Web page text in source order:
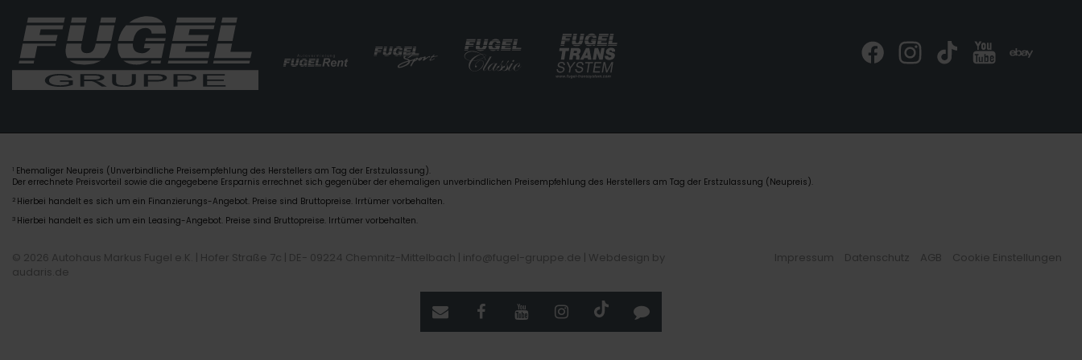
1 Ehemaliger Neupreis (Unverbindliche Preisempfehlung des Herstellers am Tag der Erstzulassung).
Der errechnete Preisvorteil sowie die angegebene Ersparnis errechnet sich gegenüber der ehemaligen unverbindlichen Preisempfehlung des Herstellers am Tag der Erstzulassung (Neupreis).
2 Hierbei handelt es sich um ein Finanzierungs-Angebot. Preise sind Bruttopreise. Irrtümer vorbehalten.
3 Hierbei handelt es sich um ein Leasing-Angebot. Preise sind Bruttopreise. Irrtümer vorbehalten.
© 2026 Autohaus Markus Fugel e.K. | Hofer Straße 7c | DE- 09224 Chemnitz-Mittelbach | info@fugel-gruppe.de | Webdesign by
audaris.de
Impressum Datenschutz AGB Cookie Einstellungen